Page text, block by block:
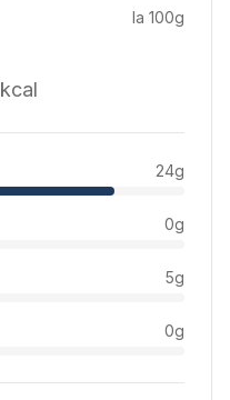
la 100g
kcal
24g
0g
5g
0g